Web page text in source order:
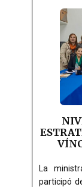
La
participó